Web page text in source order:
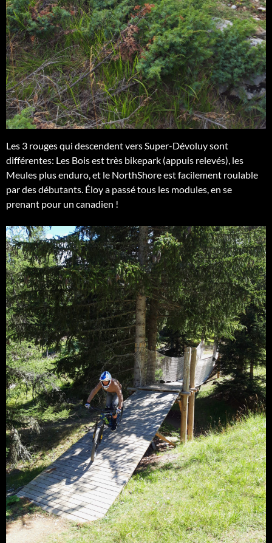
Les 3 rouges qui descendent vers Super-Dévoluy sont
différentes: Les Bois est très bikepark (appuis relevés), les
Meules plus enduro, et le NorthShore est facilement roulable
par des débutants. Éloy a passé tous les modules, en se
prenant pour un canadien !